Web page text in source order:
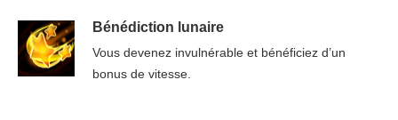
Bénédiction lunaire
Vous devenez invulnérable et bénéficiez d’un
bonus de vitesse.